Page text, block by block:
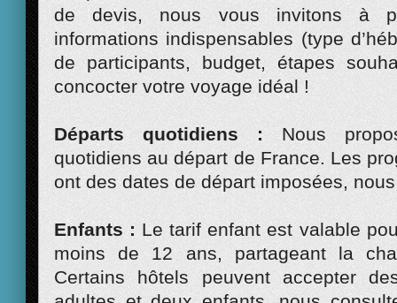
de devis, nous vous invitons à
informations indispensables (type
de participants, budget, étapes
concocter votre voyage idéal !
Départs quotidiens : Nous
quotidiens au départ de France. Les
ont des dates de départ imposées,
Enfants : Le tarif enfant est valable
moins de 12 ans, partageant la
Certains hôtels peuvent accepter